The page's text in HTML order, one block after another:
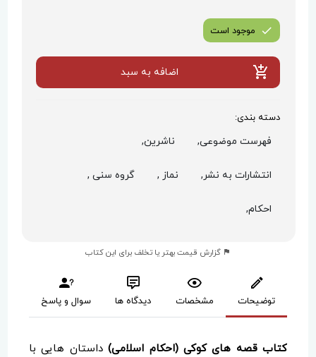
موجود است
اضافه به سبد
دسته بندی:
فهرست موضوعی, ناشرین,
انتشارات به نشر, نماز , گروه سنی ,
احکام,
گزارش قیمت بهتر یا تخلف برای این کتاب
توضیحات مشخصات دیدگاه ها سوال و پاسخ
کتاب قصه های کوکی (احکام اسلامی)داستان هایی با